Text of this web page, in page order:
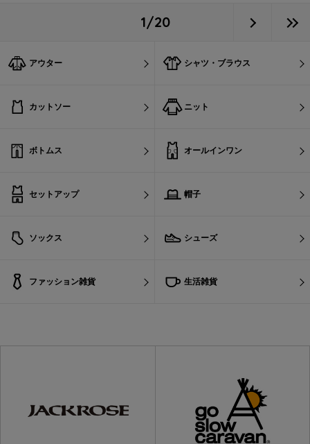
1/20
アウター シャツ・ブラウス
カットソー ニット
ボトムス オールインワン
セットアップ 帽子
ソックス シューズ
ファッション雑貨 生活雑貨